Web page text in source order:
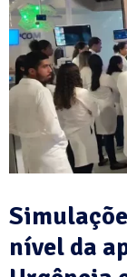
nível da